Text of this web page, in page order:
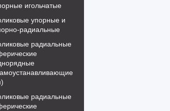
игольчатые
упорные и
радиальные
радиальные
радиальные